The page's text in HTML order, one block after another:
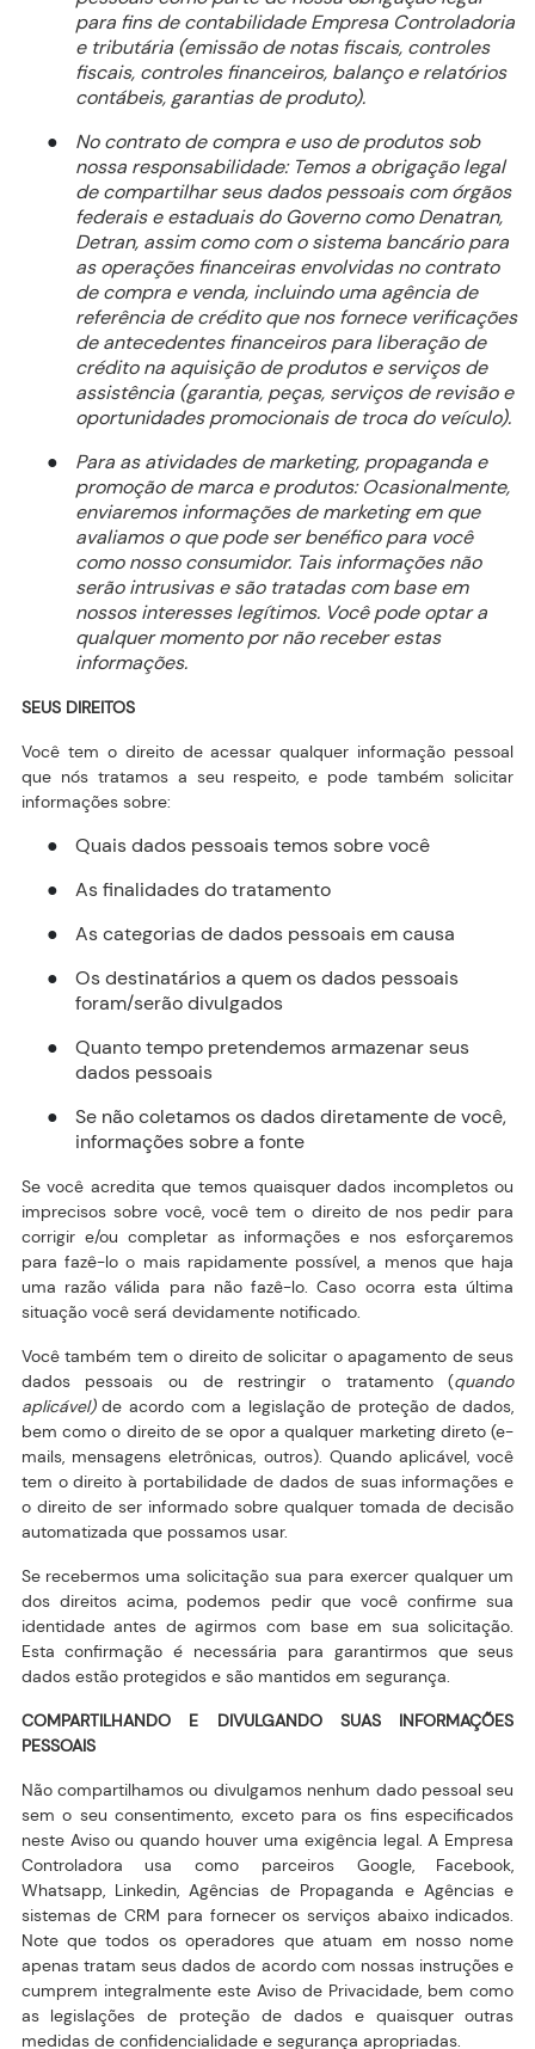
para fins de contabilidade Empresa Controladoria
e tributária (emissão de notas fiscais, controles
fiscais, controles financeiros, balanço e relatórios
contábeis, garantias de produto).
●
No contrato de compra e uso de produtos sob
nossa responsabilidade: Temos a obrigação legal
de compartilhar seus dados pessoais com órgãos
federais e estaduais do Governo como Denatran,
Detran, assim como com o sistema bancário para
as operações financeiras envolvidas no contrato
de compra e venda, incluindo uma agência de
referência de crédito que nos fornece verificações
de antecedentes financeiros para liberação de
crédito na aquisição de produtos e serviços de
assistência (garantia, peças, serviços de revisão e
oportunidades promocionais de troca do veículo).
●
Para as atividades de marketing, propaganda e
promoção de marca e produtos: Ocasionalmente,
enviaremos informações de marketing em que
avaliamos o que pode ser benéfico para você
como nosso consumidor. Tais informações não
serão intrusivas e são tratadas com base em
nossos interesses legítimos. Você pode optar a
qualquer momento por não receber estas
informações.
SEUS DIREITOS
Você tem o direito de acessar qualquer informação pessoal
que nós tratamos a seu respeito, e pode também solicitar
informações sobre:
● Quais dados pessoais temos sobre você
● As finalidades do tratamento
● As categorias de dados pessoais em causa
●
Os destinatários a quem os dados pessoais
foram/serão divulgados
●
Quanto tempo pretendemos armazenar seus
dados pessoais
●
Se não coletamos os dados diretamente de você,
informações sobre a fonte
Se você acredita que temos quaisquer dados incompletos ou
imprecisos sobre você, você tem o direito de nos pedir para
corrigir e/ou completar as informações e nos esforçaremos
para fazê-lo o mais rapidamente possível, a menos que haja
uma razão válida para não fazê-lo. Caso ocorra esta última
situação você será devidamente notificado.
Você também tem o direito de solicitar o apagamento de seus
dados pessoais ou de restringir o tratamento (quando
aplicável)de acordo com a legislação de proteção de dados,
bem como o direito de se opor a qualquer marketing direto (e-
mails, mensagens eletrônicas, outros). Quando aplicável, você
tem o direito à portabilidade de dados de suas informações e
o direito de ser informado sobre qualquer tomada de decisão
automatizada que possamos usar.
Se recebermos uma solicitação sua para exercer qualquer um
dos direitos acima, podemos pedir que você confirme sua
identidade antes de agirmos com base em sua solicitação.
Esta confirmação é necessária para garantirmos que seus
dados estão protegidos e são mantidos em segurança.
COMPARTILHANDO E DIVULGANDO SUAS INFORMAÇÕES
PESSOAIS
Não compartilhamos ou divulgamos nenhum dado pessoal seu
sem o seu consentimento, exceto para os fins especificados
neste Aviso ou quando houver uma exigência legal. A Empresa
Controladora usa como parceiros Google, Facebook,
Whatsapp, Linkedin, Agências de Propaganda e Agências e
sistemas de CRM para fornecer os serviços abaixo indicados.
Note que todos os operadores que atuam em nosso nome
apenas tratam seus dados de acordo com nossas instruções e
cumprem integralmente este Aviso de Privacidade, bem como
as legislações de proteção de dados e quaisquer outras
medidas de confidencialidade e segurança apropriadas.